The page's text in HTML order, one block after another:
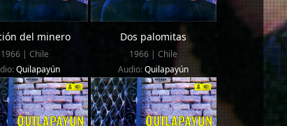
del minero
1966 | Chile
Quilapayún
Dos palomitas
1966 | Chile
Audio:Quilapayún